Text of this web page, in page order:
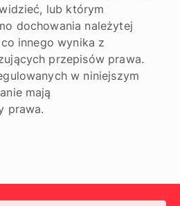
lub którym
dochowania należytej
innego wynika z
przepisów prawa.
w niniejszym
mają
prawa.